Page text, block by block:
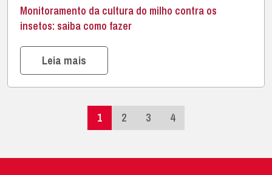
Monitoramento da cultura do milho contra os
insetos: saiba como fazer
Leia mais
1 2 3 4